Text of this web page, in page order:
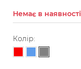
Немає в наявності
Колір: